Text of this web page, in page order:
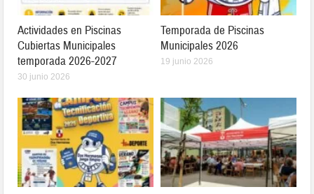
Actividades en Piscinas
Cubiertas Municipales
temporada 2026-2027
30 junio 2026
Temporada de Piscinas
Municipales 2026
19 junio 2026